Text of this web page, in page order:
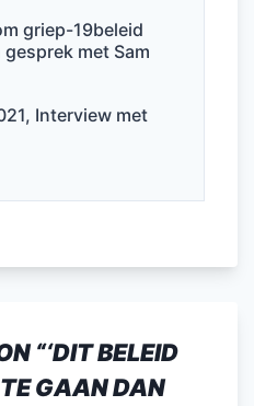
griep-19beleid
met Sam
Interview met
“‘DIT BELEID
GAAN DAN